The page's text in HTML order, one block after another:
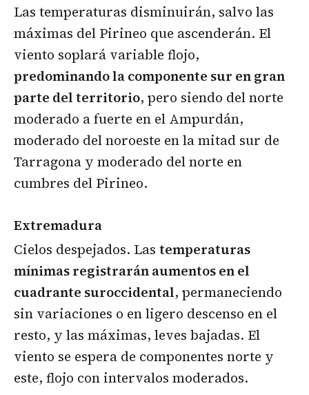
Las temperaturas disminuirán, salvo las
máximas del Pirineo que ascenderán. El
viento soplará variable flojo,
predominando la componente sur en gran
parte del territorio, pero siendo del norte
moderado a fuerte en el Ampurdán,
moderado del noroeste en la mitad sur de
Tarragona y moderado del norte en
cumbres del Pirineo.
Extremadura
Cielos despejados. Las temperaturas
mínimas registrarán aumentos en el
cuadrante suroccidental, permaneciendo
sin variaciones o en ligero descenso en el
resto, y las máximas, leves bajadas. El
viento se espera de componentes norte y
este, flojo con intervalos moderados.